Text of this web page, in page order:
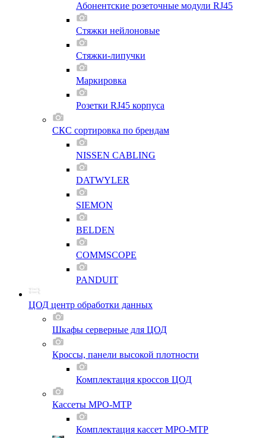
Абонентские розеточные модули RJ45
Стяжки нейлоновые
Стяжки-липучки
Маркировка
Розетки RJ45 корпуса
СКС сортировка по брендам
NISSEN CABLING
DATWYLER
SIEMON
BELDEN
COMMSCOPE
PANDUIT
ЦОД центр обработки данных
Шкафы серверные для ЦОД
Кроссы, панели высокой плотности
Комплектация кроссов ЦОД
Кассеты MPO-MTP
Комплектация кассет MPO-MTP